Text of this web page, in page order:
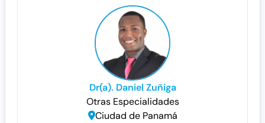
Dr(a). Daniel Zuñiga
Otras Especialidades
Ciudad de Panamá